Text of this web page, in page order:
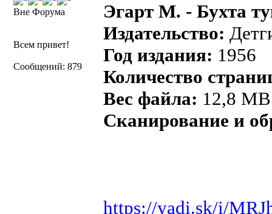
Вне Форума
Всем привет!
Сообщений: 879
Эгарт М. - Бухта
Издательство:
Год издания: 1956
Количество
Вес файла: 12,8 MB
Сканирование и
https://yadi.sk/i/